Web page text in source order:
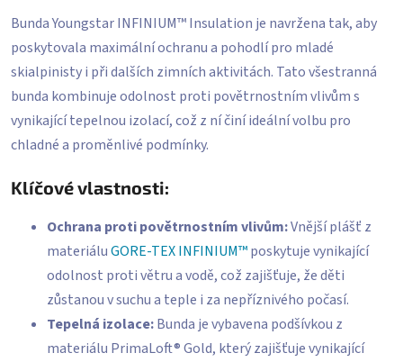
z
5
hvězdiček.
Bunda Youngstar INFINIUM™ Insulation je navržena tak, aby
poskytovala maximální ochranu a pohodlí pro mladé
skialpinisty i při dalších zimních aktivitách. Tato všestranná
bunda kombinuje odolnost proti povětrnostním vlivům s
vynikající tepelnou izolací, což z ní činí ideální volbu pro
chladné a proměnlivé podmínky.
Klíčové vlastnosti:
Ochrana proti povětrnostním vlivům:Vnější plášť z
materiáluGORE-TEX INFINIUM™poskytuje vynikající
odolnost proti větru a vodě, což zajišťuje, že děti
zůstanou v suchu a teple i za nepříznivého počasí.
Tepelná izolace:Bunda je vybavena podšívkou z
materiálu PrimaLoft® Gold, který zajišťuje vynikající